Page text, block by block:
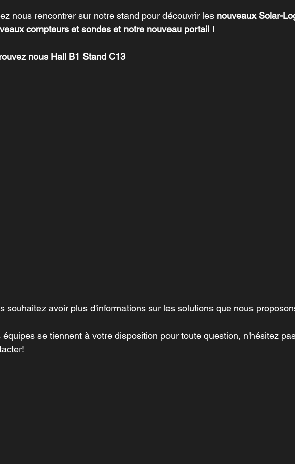
nous rencontrer sur notre stand pour découvrir les nouveaux Solar-
compteurs et sondes et notre nouveau portail !
nous Hall B1 Stand C13
souhaitez avoir plus d'informations sur les solutions que nous
équipes se tiennent à votre disposition pour toute question, n'hésitez